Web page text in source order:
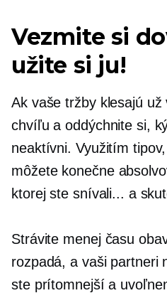
Vezmite si
užite si ju!
Ak vaše tržby klesajú
chvíľu a oddýchnite si,
neaktívni. Využitím
môžete konečne
ktorej ste snívali... a
Strávite menej času
rozpadá, a vaši partneri
ste prítomnejší a